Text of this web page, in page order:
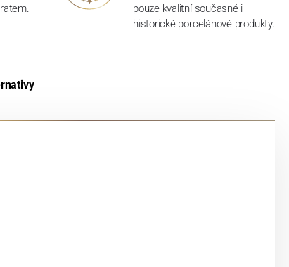
pouze kvalitní současné i
historické porcelánové produkty.